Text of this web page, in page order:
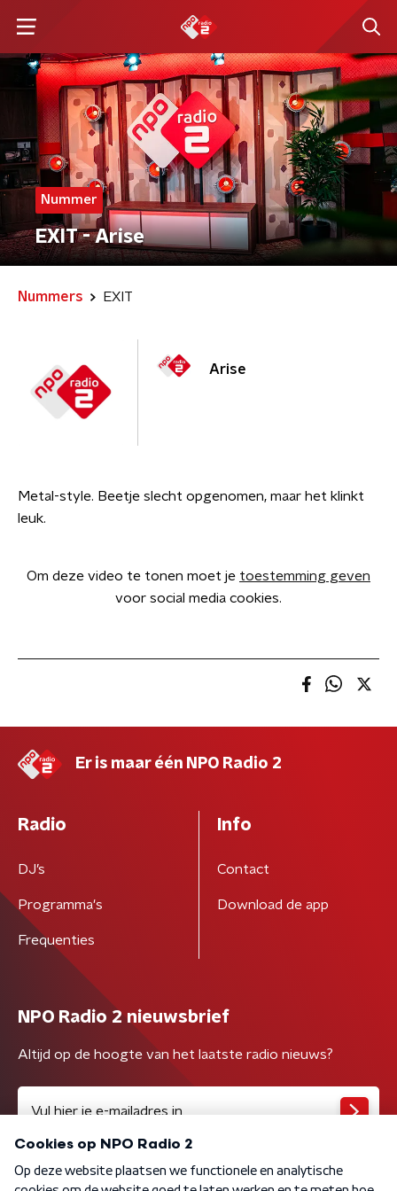
Nummer
EXIT - Arise
Nummers EXIT
Arise
Metal-style. Beetje slecht opgenomen, maar het klinkt
leuk.
Om deze video te tonen moet je toestemming geven
voor social media cookies.
Er is maar één NPO Radio 2
Radio
DJ’s
Programma's
Frequenties
Info
Contact
Download de app
NPO Radio 2 nieuwsbrief
Altijd op de hoogte van het laatste radio nieuws?